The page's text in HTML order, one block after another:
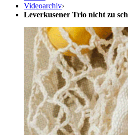
Videoarchiv›
Leverkusener Trio nicht zu